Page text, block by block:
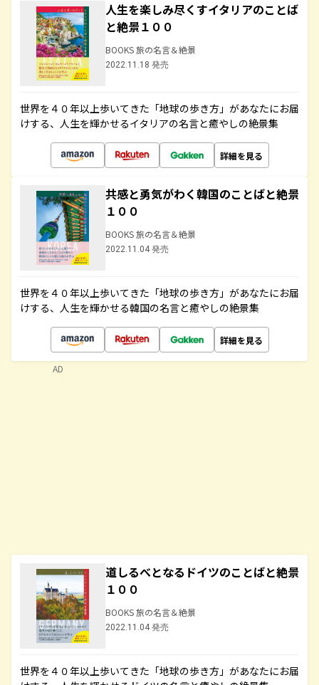
人生を楽しみ尽くすイタリアのことば
と絶景１００
BOOKS 旅の名言＆絶景
2022.11.18 発売
世界を４０年以上歩いてきた「地球の歩き方」があなたにお届
けする、人生を輝かせるイタリアの名言と癒やしの絶景集
詳細を見る
共感と勇気がわく韓国のことばと絶景
１００
BOOKS 旅の名言＆絶景
2022.11.04 発売
世界を４０年以上歩いてきた「地球の歩き方」があなたにお届
けする、人生を輝かせる韓国の名言と癒やしの絶景集
詳細を見る
道しるべとなるドイツのことばと絶景
１００
BOOKS 旅の名言＆絶景
2022.11.04 発売
世界を４０年以上歩いてきた「地球の歩き方」があなたにお届
AD